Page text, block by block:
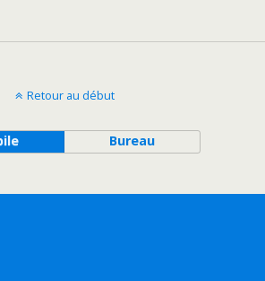
Retour au début
Bureau